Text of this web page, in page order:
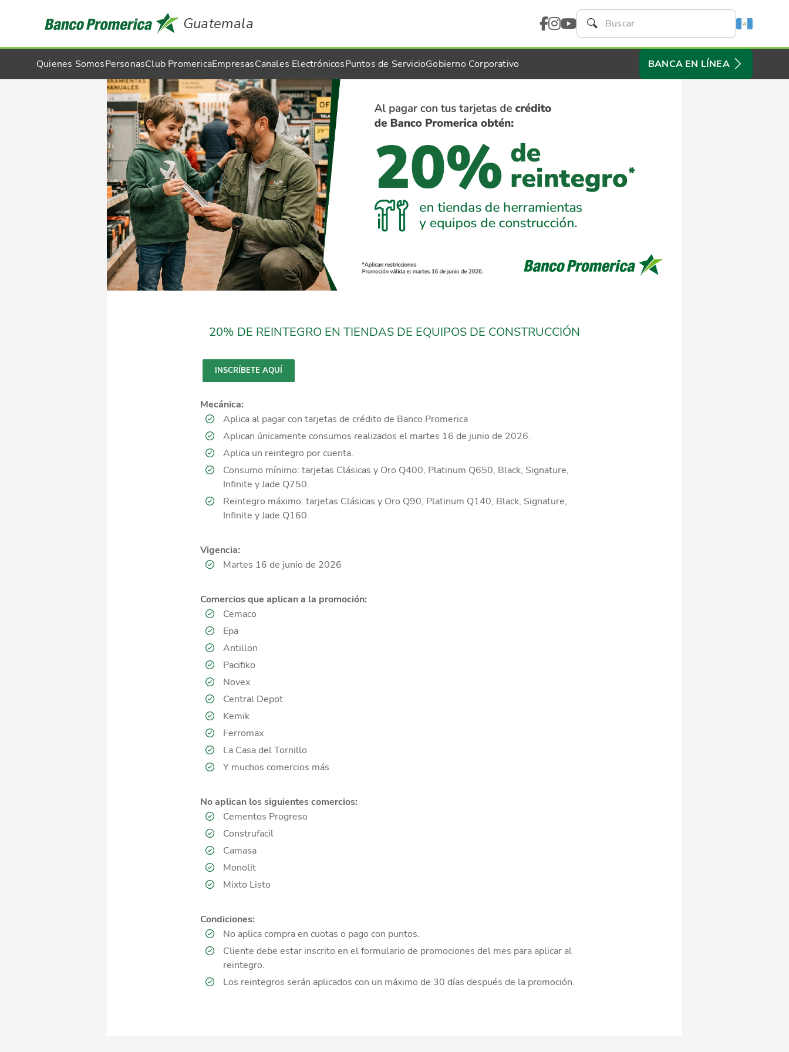
Guatemala
Quienes SomosPersonasClub PromericaEmpresasCanales ElectrónicosPuntos de ServicioGobierno Corporativo BANCA EN LÍNEA
Previous
20% DE REINTEGRO EN TIENDAS DE EQUIPOS DE CONSTRUCCIÓN
INSCRÍBETE AQUÍ
Mecánica:
Aplica al pagar con tarjetas de crédito de Banco Promerica
Aplican únicamente consumos realizados el martes 16 de junio de 2026.
Aplica un reintegro por cuenta.
Consumo mínimo: tarjetas Clásicas y Oro Q400, Platinum Q650, Black, Signature,
Infinite y Jade Q750.
Reintegro máximo: tarjetas Clásicas y Oro Q90, Platinum Q140, Black, Signature,
Infinite y Jade Q160.
Vigencia:
Martes 16 de junio de 2026
Comercios que aplican a la promoción:
Cemaco
Epa
Antillon
Pacifiko
Novex
Central Depot
Kemik
Ferromax
La Casa del Tornillo
Y muchos comercios más
No aplican los siguientes comercios:
Cementos Progreso
Construfacil
Camasa
Monolit
Mixto Listo
Condiciones:
No aplica compra en cuotas o pago con puntos.
Cliente debe estar inscrito en el formulario de promociones del mes para aplicar al
reintegro.
Los reintegros serán aplicados con un máximo de 30 días después de la promoción.